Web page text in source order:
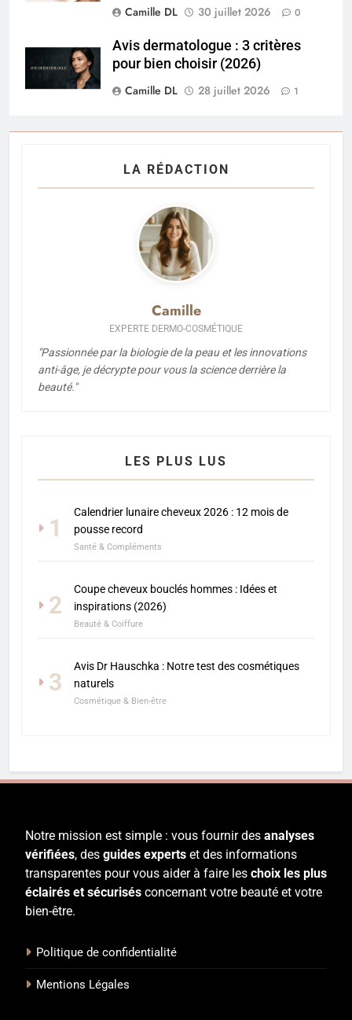
Camille DL
30 juillet 2026 0
Avis dermatologue : 3 critères
pour bien choisir (2026)
Camille DL
28 juillet 2026 1
LA RÉDACTION
Camille
EXPERTE DERMO-COSMÉTIQUE
"Passionnée par la biologie de la peau et les innovations
anti-âge, je décrypte pour vous la science derrière la
beauté."
LES PLUS LUS
1
Calendrier lunaire cheveux 2026 : 12 mois de
pousse record
Santé & Compléments
2
Coupe cheveux bouclés hommes : Idées et
inspirations (2026)
Beauté & Coiffure
3
Avis Dr Hauschka : Notre test des cosmétiques
naturels
Cosmétique & Bien-être
Notre mission est simple : vous fournir des analyses
vérifiées, des guides experts et des informations
transparentes pour vous aider à faire les choix les plus
éclairés et sécurisés concernant votre beauté et votre
bien-être.
Politique de confidentialité
Mentions Légales